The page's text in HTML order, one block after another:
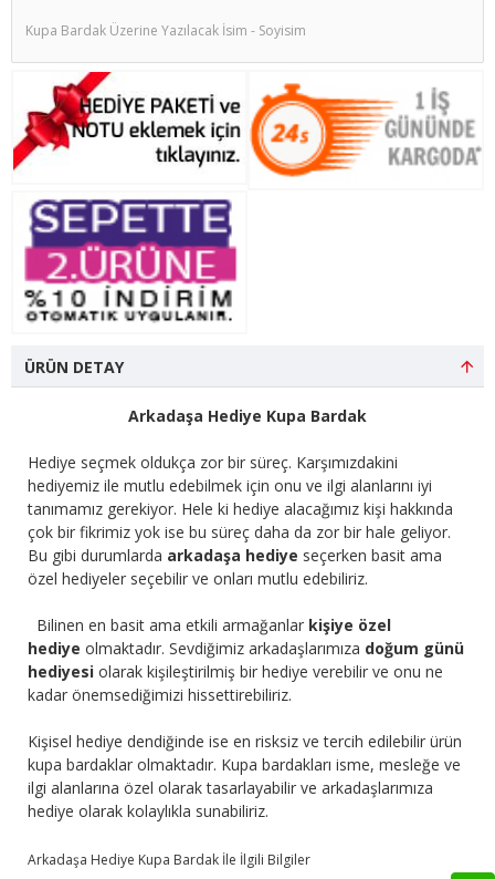
ÜRÜN DETAY
Arkadaşa Hediye Kupa Bardak
Hediye seçmek oldukça zor bir süreç. Karşımızdakini
hediyemiz ile mutlu edebilmek için onu ve ilgi alanlarını iyi
tanımamız gerekiyor. Hele ki hediye alacağımız kişi hakkında
çok bir fikrimiz yok ise bu süreç daha da zor bir hale geliyor.
Bu gibi durumlarda arkadaşa hediye seçerken basit ama
özel hediyeler seçebilir ve onları mutlu edebiliriz.
Bilinen en basit ama etkili armağanlar kişiye özel
hediye olmaktadır. Sevdiğimiz arkadaşlarımıza doğum günü
hediyesi olarak kişileştirilmiş bir hediye verebilir ve onu ne
kadar önemsediğimizi hissettirebiliriz.
Kişisel hediye dendiğinde ise en risksiz ve tercih edilebilir ürün
kupa bardaklar olmaktadır. Kupa bardakları isme, mesleğe ve
ilgi alanlarına özel olarak tasarlayabilir ve arkadaşlarımıza
hediye olarak kolaylıkla sunabiliriz.
Arkadaşa Hediye Kupa Bardak İle İlgili Bilgiler